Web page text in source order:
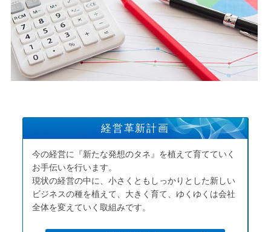
経営革新計画
今の経営に『新たな発想のタネ』を植えて育てていく
お手伝いを行います。
現状の経営の中に、小さくともしっかりとした新しい
ビジネスの種を植えて、大きく育て、ゆくゆくは会社
全体を変えていく取組みです。